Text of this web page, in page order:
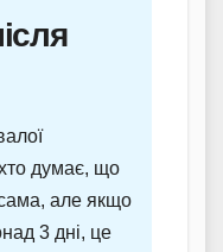
думає, що
але якщо
3 дні, це